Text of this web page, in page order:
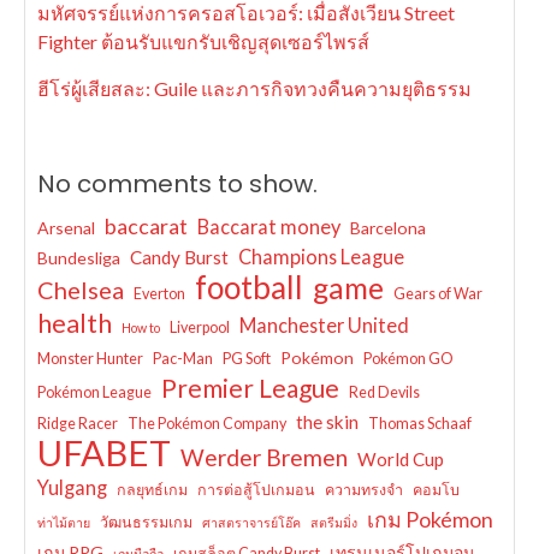
มหัศจรรย์แห่งการครอสโอเวอร์: เมื่อสังเวียน Street
Fighter ต้อนรับแขกรับเชิญสุดเซอร์ไพรส์
ฮีโร่ผู้เสียสละ: Guile และภารกิจทวงคืนความยุติธรรม
No comments to show.
Arsenal baccarat Baccarat money Barcelona
Bundesliga Candy Burst Champions League
Chelsea Everton football game Gears of War
health How to Liverpool Manchester United
Monster Hunter Pac-Man PG Soft Pokémon
Pokémon GO
Pokémon League
Premier League
Red Devils
Ridge Racer The Pokémon Company the skin Thomas Schaaf
UFABET Werder Bremen World Cup
Yulgang กลยุทธ์เกม การต่อสู้โปเกมอน ความทรงจำ คอมโบ
ท่าไม้ตาย วัฒนธรรมเกม ศาสตราจารย์โอ๊ค สตรีมมิ่ง เกม Pokémon